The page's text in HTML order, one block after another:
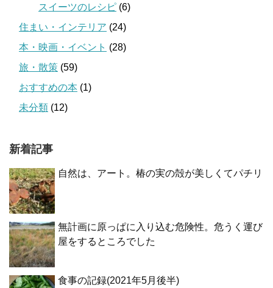
スイーツのレシピ (6)
住まい・インテリア (24)
本・映画・イベント (28)
旅・散策 (59)
おすすめの本 (1)
未分類 (12)
新着記事
自然は、アート。椿の実の殻が美しくてパチリ
無計画に原っぱに入り込む危険性。危うく運び
屋をするところでした
食事の記録(2021年5月後半)